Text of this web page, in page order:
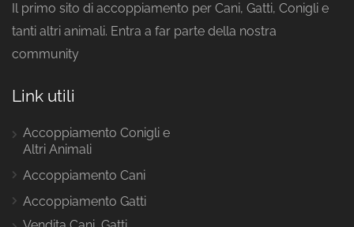
Il primo sito di accoppiamento per Cani, Gatti, Conigli e
tanti altri animali. Entra a far parte della nostra
community
Link utili
Accoppiamento Conigli e
Altri Animali
Accoppiamento Cani
Accoppiamento Gatti